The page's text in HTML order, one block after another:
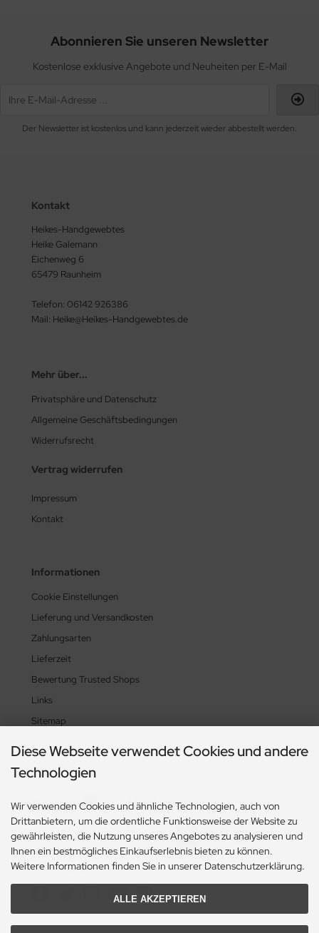
Abonnieren Sie unseren Newsletter
Kostenlose exklusive Angebote und Neuheiten per E-Mail
Der Newsletter ist kostenlos und kann jederzeit wieder abbestellt werden.
Kontakt
Heikes-Handgewebtes
Heike Galemann
Eichenweg 6
65479 Raunheim
Telefon: 06142 926386
Mail: Heike@Heikes-Handgewebtes.de
Mehr über...
Privatsphäre und Datenschutz
Allgemeine Geschäftsbedingungen
Widerrufsrecht
Vertrag widerrufen
Impressum
Kontakt
Informationen
Cookie Einstellungen
Lieferung und Versandkosten
Zahlungsarten
Lieferzeit
Bewertung Trusted Shops
Links
Sitemap
Zahlungsmethoden
Social Media
Diese Webseite verwendet Cookies und andere
Technologien
Wir verwenden Cookies und ähnliche Technologien, auch von
Drittanbietern, um die ordentliche Funktionsweise der Website zu
gewährleisten, die Nutzung unseres Angebotes zu analysieren und
Ihnen ein bestmögliches Einkaufserlebnis bieten zu können.
Weitere Informationen finden Sie in unserer Datenschutzerklärung.
ALLE AKZEPTIEREN